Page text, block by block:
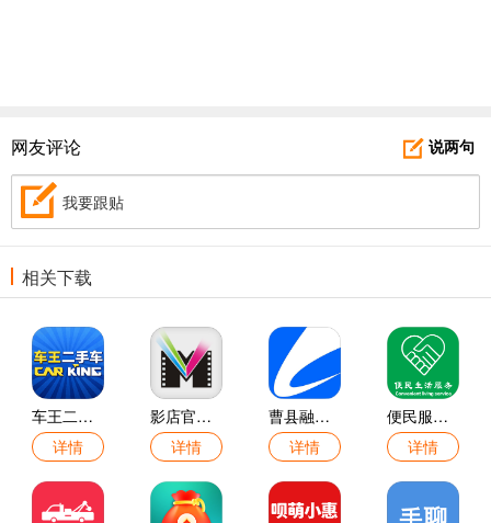
说两句
网友评论
我要跟贴
相关下载
车王二手车官网版
详情
影店官网版
详情
曹县融媒官网版
详情
便民服务app
详情